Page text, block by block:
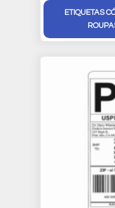
ETIQUETAS